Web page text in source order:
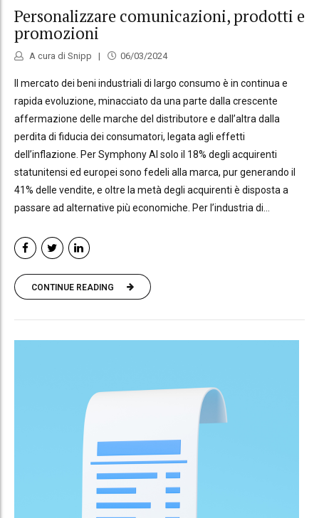
Personalizzare comunicazioni, prodotti e
promozioni
A cura di Snipp 06/03/2024
Il mercato dei beni industriali di largo consumo è in continua e
rapida evoluzione, minacciato da una parte dalla crescente
affermazione delle marche del distributore e dall’altra dalla
perdita di fiducia dei consumatori, legata agli effetti
dell’inflazione. Per Symphony AI solo il 18% degli acquirenti
statunitensi ed europei sono fedeli alla marca, pur generando il
41% delle vendite, e oltre la metà degli acquirenti è disposta a
passare ad alternative più economiche. Per l’industria di...
CONTINUE READING